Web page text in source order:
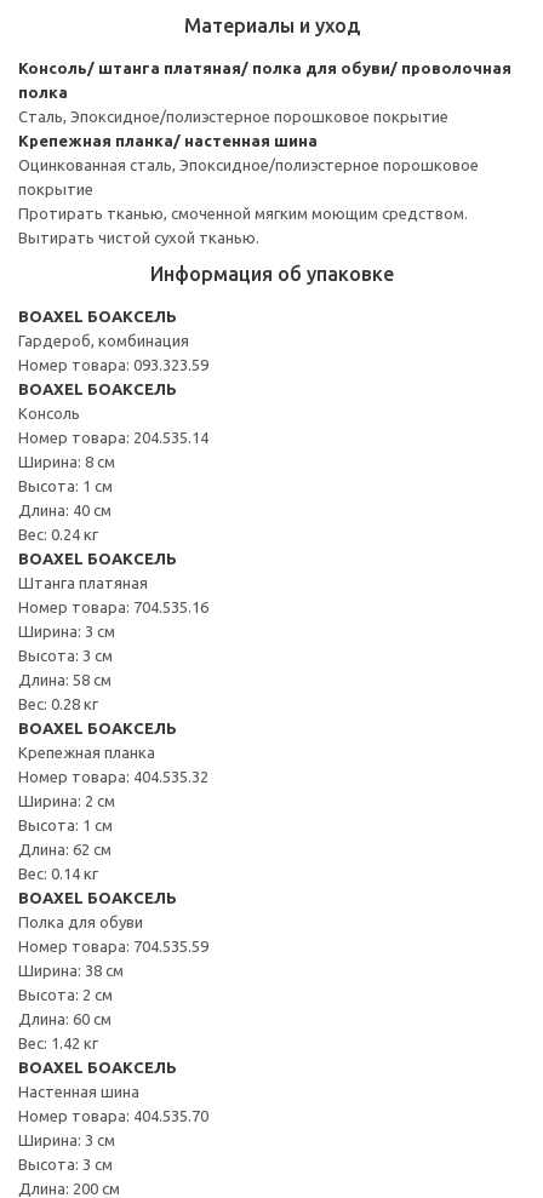
Материалы и уход
Консоль/ штанга платяная/ полка для обуви/ проволочная
полка
Сталь, Эпоксидное/полиэстерное порошковое покрытие
Крепежная планка/ настенная шина
Оцинкованная сталь, Эпоксидное/полиэстерное порошковое
покрытие
Протирать тканью, смоченной мягким моющим средством.
Вытирать чистой сухой тканью.
Информация об упаковке
BOAXEL БОАКСЕЛЬ
Гардероб, комбинация
Номер товара: 093.323.59
BOAXEL БОАКСЕЛЬ
Консоль
Номер товара: 204.535.14
Ширина: 8 см
Высота: 1 см
Длина: 40 см
Вес: 0.24 кг
BOAXEL БОАКСЕЛЬ
Штанга платяная
Номер товара: 704.535.16
Ширина: 3 см
Высота: 3 см
Длина: 58 см
Вес: 0.28 кг
BOAXEL БОАКСЕЛЬ
Крепежная планка
Номер товара: 404.535.32
Ширина: 2 см
Высота: 1 см
Длина: 62 см
Вес: 0.14 кг
BOAXEL БОАКСЕЛЬ
Полка для обуви
Номер товара: 704.535.59
Ширина: 38 см
Высота: 2 см
Длина: 60 см
Вес: 1.42 кг
BOAXEL БОАКСЕЛЬ
Настенная шина
Номер товара: 404.535.70
Ширина: 3 см
Высота: 3 см
Длина: 200 см